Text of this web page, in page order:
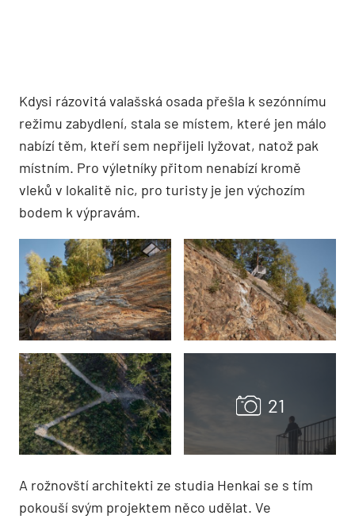
Kdysi rázovitá valašská osada přešla k sezónnímu
režimu zabydlení, stala se místem, které jen málo
nabízí těm, kteří sem nepřijeli lyžovat, natož pak
místním. Pro výletníky přitom nenabízí kromě
vleků v lokalitě nic, pro turisty je jen výchozím
bodem k výpravám.
A rožnovští architekti ze studia Henkai se s tím
pokouší svým projektem něco udělat. Ve